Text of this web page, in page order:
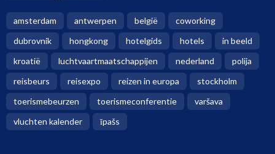
amsterdam antwerpen belgië
coworking
dubrovnik
hongkong hotelgids hotels
in beeld
kroatië
luchtvaartmaatschappijen nederland
polija
reisbeurs
reisexpo reizen in europa
stockholm
toerismebeurzen
toerismeconferentie
varšava
vluchten kalender
īpašs